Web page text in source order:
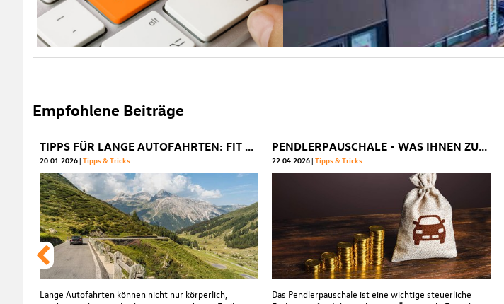
Empfohlene Beiträge
TIPPS FÜR LANGE AUTOFAHRTEN: FIT & FOKUSSIERT ANS ZIEL
20.01.2026 Tipps & Tricks
Lange Autofahrten können nicht nur körperlich,
PENDLERPAUSCHALE - WAS IHNEN ZUSTEHT
22.04.2026 Tipps & Tricks
Das Pendlerpauschale ist eine wichtige steuerliche